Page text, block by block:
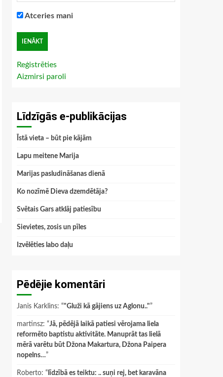
Atceries mani
Reģistrēties
Aizmirsi paroli
Līdzīgās e-publikācijas
Īstā vieta – būt pie kājām
Lapu meitene Marija
Marijas pasludināšanas dienā
Ko nozīmē Dieva dzemdētāja?
Svētais Gars atklāj patiesību
Sievietes, zosis un pīles
Izvēlēties labo daļu
Pēdējie komentāri
Janis Karklins: “"Gluži kā gājiens uz Aglonu.."”
martinsz: “Jā, pēdējā laikā patiesi vērojama liela
reformēto baptistu aktivitāte. Manuprāt tas lielā
mērā varētu būt Džona Makartura, Džona Paipera
nopelns…”
Roberto: “ līdzībā es teiktu: .. suņi rej, bet karavāna